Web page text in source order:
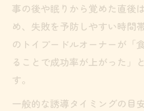
事の後や眠りから覚めた直後
め、失敗を予防しやすい時間
のトイプードルオーナーが「
ることで成功率が上がった」
す。
一般的な誘導タイミングの目安